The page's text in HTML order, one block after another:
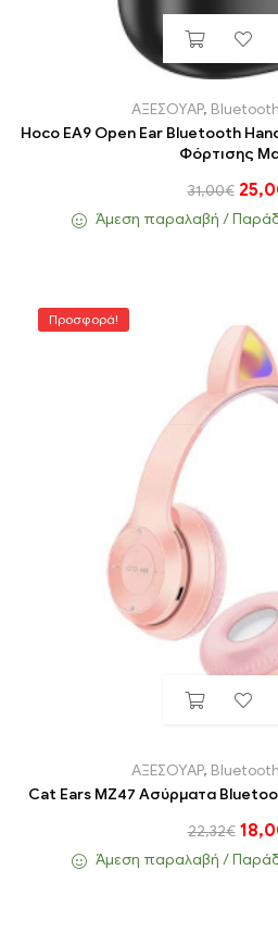
ΑΞΕΣΟΥΑΡ,
Hoco EA9 Open Ear Bluetooth
Φόρτισης
31,00€
Άμεση παραλαβή /
Προσφορά!
ΑΞΕΣΟΥΑΡ,
Cat Ears MZ47 Ασύρματα
22,32€
Άμεση παραλαβή /